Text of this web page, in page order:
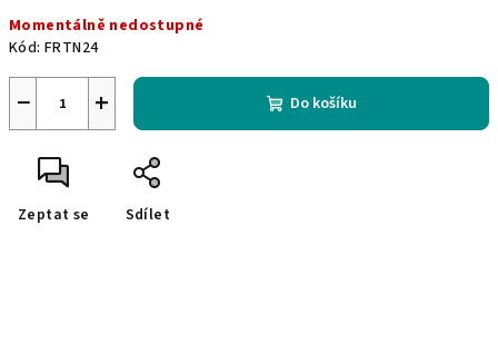
cena:
Momentálně nedostupné
Kód: FRTN24
+
− Do košíku
Zeptat se Sdílet